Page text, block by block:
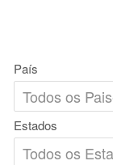
País
Estados